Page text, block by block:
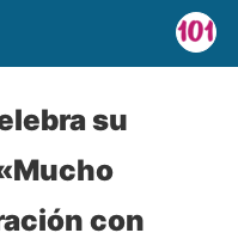
su
con